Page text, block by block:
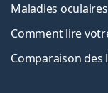
Maladies oculaires
Comment lire
Comparaison des